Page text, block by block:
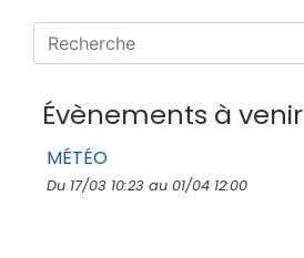
Évènements à venir
MÉTÉO
Du 17/03 10:23 au 01/04 12:00